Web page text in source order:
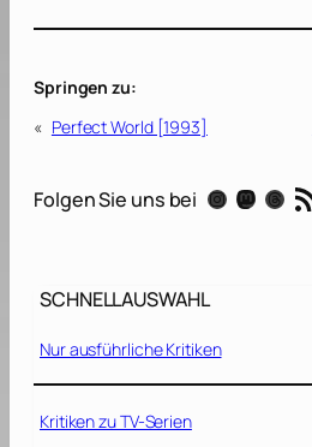
Springen zu:
« Perfect World [1993]
Folgen Sie uns bei Instagram Mastodon Threads RSS-Feed
SCHNELLAUSWAHL
Nur ausführliche Kritiken
Kritiken zu TV-Serien